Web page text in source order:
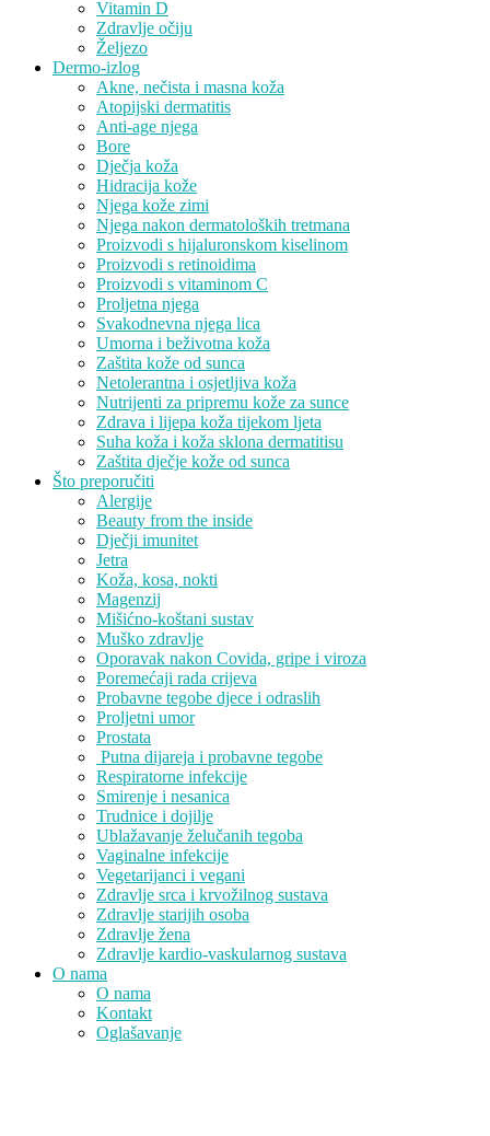
Vitamin D
Zdravlje očiju
Željezo
Dermo-izlog
Akne, nečista i masna koža
Atopijski dermatitis
Anti-age njega
Bore
Dječja koža
Hidracija kože
Njega kože zimi
Njega nakon dermatoloških tretmana
Proizvodi s hijaluronskom kiselinom
Proizvodi s retinoidima
Proizvodi s vitaminom C
Proljetna njega
Svakodnevna njega lica
Umorna i beživotna koža
Zaštita kože od sunca
Netolerantna i osjetljiva koža
Nutrijenti za pripremu kože za sunce
Zdrava i lijepa koža tijekom ljeta
Suha koža i koža sklona dermatitisu
Zaštita dječje kože od sunca
Što preporučiti
Alergije
Beauty from the inside
Dječji imunitet
Jetra
Koža, kosa, nokti
Magenzij
Mišićno-koštani sustav
Muško zdravlje
Oporavak nakon Covida, gripe i viroza
Poremećaji rada crijeva
Probavne tegobe djece i odraslih
Proljetni umor
Prostata
Putna dijareja i probavne tegobe
Respiratorne infekcije
Smirenje i nesanica
Trudnice i dojilje
Ublažavanje želučanih tegoba
Vaginalne infekcije
Vegetarijanci i vegani
Zdravlje srca i krvožilnog sustava
Zdravlje starijih osoba
Zdravlje žena
Zdravlje kardio-vaskularnog sustava
O nama
O nama
Kontakt
Oglašavanje